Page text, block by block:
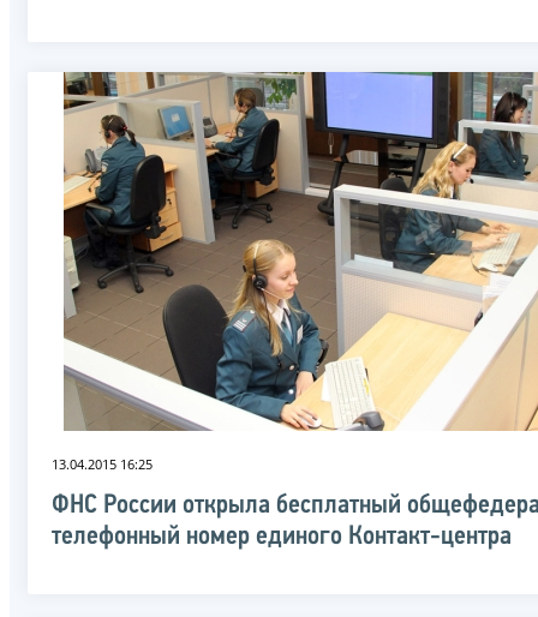
13.04.2015 16:25
ФНС России открыла бесплатный
телефонный номер единого Контакт-центра